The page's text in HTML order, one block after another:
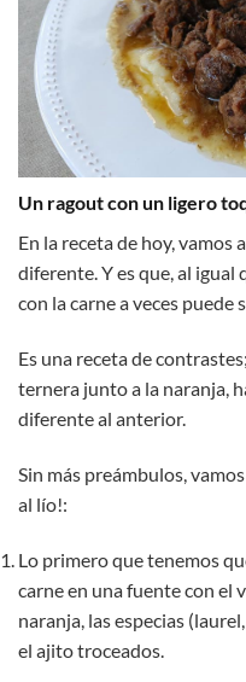
Un ragout con un ligero
En la receta de hoy, vamos
diferente. Y es que, al igual
con la carne a veces puede
Es una receta de
ternera junto a la naranja,
diferente al anterior.
Sin más preámbulos,
al lío!:
Lo primero que tenemos
carne en una fuente con el
naranja, las especias
el ajito troceados.